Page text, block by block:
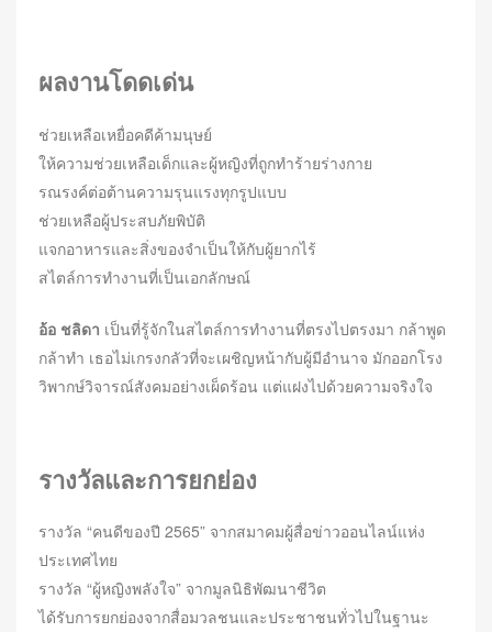
ผลงานโดดเด่น
ช่วยเหลือเหยื่อคดีค้ามนุษย์
ให้ความช่วยเหลือเด็กและผู้หญิงที่ถูกทำร้ายร่างกาย
รณรงค์ต่อต้านความรุนแรงทุกรูปแบบ
ช่วยเหลือผู้ประสบภัยพิบัติ
แจกอาหารและสิ่งของจำเป็นให้กับผู้ยากไร้
สไตล์การทำงานที่เป็นเอกลักษณ์
อ้อ ชลิดา เป็นที่รู้จักในสไตล์การทำงานที่ตรงไปตรงมา กล้าพูด
กล้าทำ เธอไม่เกรงกลัวที่จะเผชิญหน้ากับผู้มีอำนาจ มักออกโรง
วิพากษ์วิจารณ์สังคมอย่างเผ็ดร้อน แต่แฝงไปด้วยความจริงใจ
รางวัลและการยกย่อง
รางวัล “คนดีของปี 2565” จากสมาคมผู้สื่อข่าวออนไลน์แห่ง
ประเทศไทย
รางวัล “ผู้หญิงพลังใจ” จากมูลนิธิพัฒนาชีวิต
ได้รับการยกย่องจากสื่อมวลชนและประชาชนทั่วไปในฐานะ